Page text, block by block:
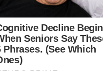
pemandu bawa laju,
sangat tinggi.